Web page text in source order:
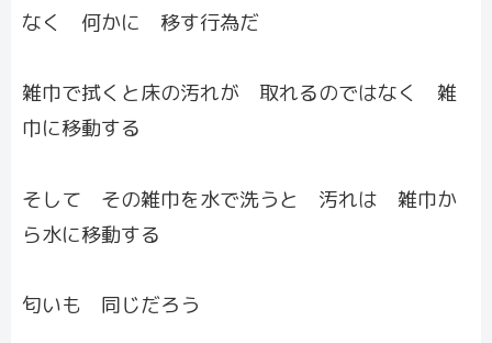
なく 何かに 移す行為だ
雑巾で拭くと床の汚れが 取れるのではなく 雑
巾に移動する
そして その雑巾を水で洗うと 汚れは 雑巾か
ら水に移動する
匂いも 同じだろう